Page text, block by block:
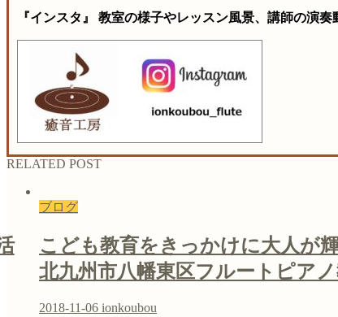
『インスタ』 教室の様子やレッスン風景、講師の演
RELATED POST
ブログ
こども教育をきっかけに大人が
北九州市八幡東区フルートピア
2018-11-06 ionkoubou